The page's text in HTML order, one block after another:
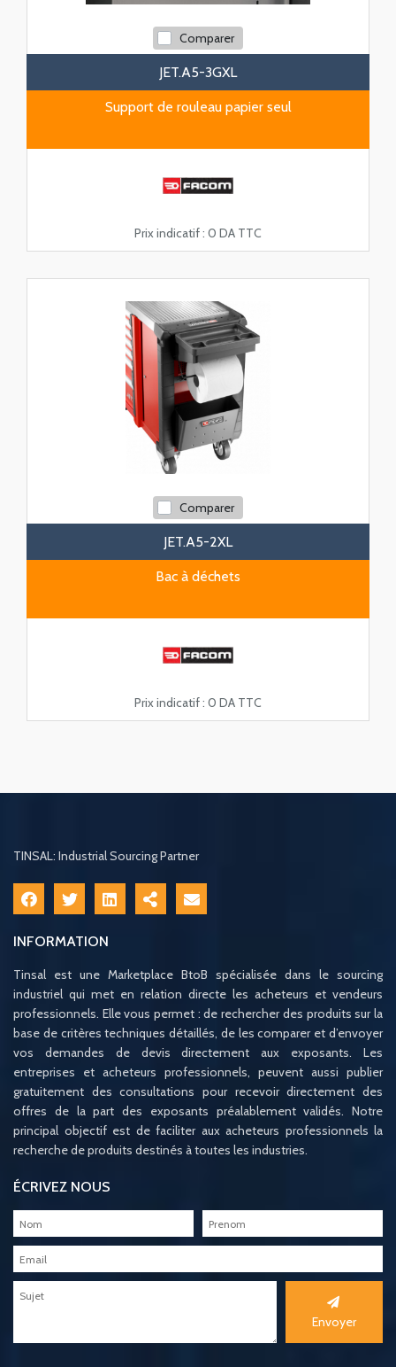
Comparer
JET.A5-3GXL
Support de rouleau papier seul
Prix indicatif : 0 DA TTC
Comparer
JET.A5-2XL
Bac à déchets
Prix indicatif : 0 DA TTC
TINSAL: Industrial Sourcing Partner
INFORMATION
Tinsal est une Marketplace BtoB spécialisée dans le sourcing
industriel qui met en relation directe les acheteurs et vendeurs
professionnels. Elle vous permet : de rechercher des produits sur la
base de critères techniques détaillés, de les comparer et d’envoyer
vos demandes de devis directement aux exposants. Les
entreprises et acheteurs professionnels, peuvent aussi publier
gratuitement des consultations pour recevoir directement des
offres de la part des exposants préalablement validés. Notre
principal objectif est de faciliter aux acheteurs professionnels la
recherche de produits destinés à toutes les industries.
ÉCRIVEZ NOUS
Envoyer